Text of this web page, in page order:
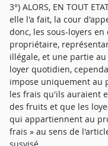
3°) ALORS, EN TOUT
elle l'a fait, la cour
donc, les sous-loyers
propriétaire,
illégale, et une partie
loyer quotidien,
impose uniquement au
les frais qu'ils auraient
des fruits et que les
qui appartiennent au
frais » au sens de